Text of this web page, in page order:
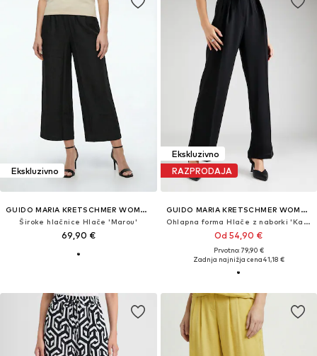
Ekskluzivno
GUIDO MARIA KRETSCHMER WOMEN
Široke hlačnice Hlače 'Marou'
69,90 €
Ekskluzivno
RAZPRODAJA
GUIDO MARIA KRETSCHMER WOMEN
Ohlapna forma Hlače z naborki 'Karima'
Od 54,90 €
Prvotno: 79,90 €
Zadnja najnižja cena41,18 €